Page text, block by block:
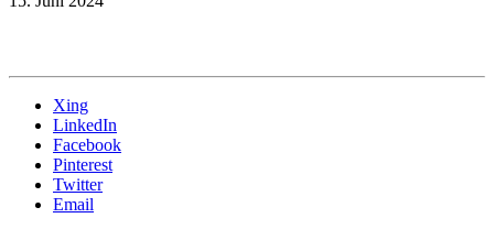
Xing
LinkedIn
Facebook
Pinterest
Twitter
Email